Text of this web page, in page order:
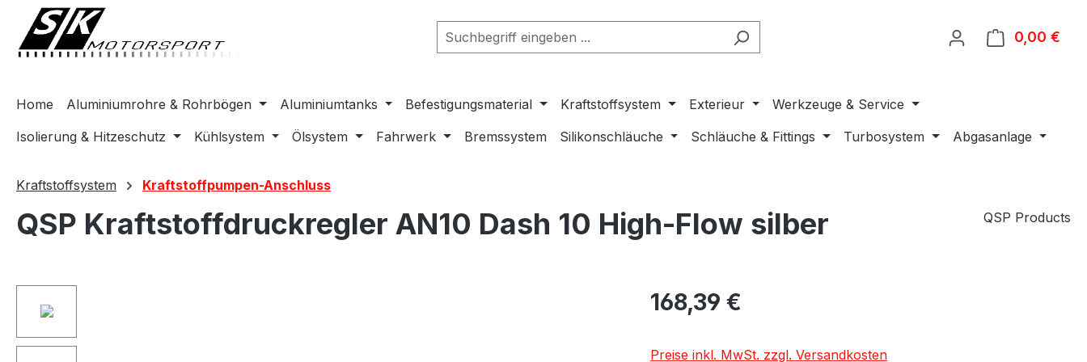
Zur Hauptnavigation springen
0,00 €
Home Aluminiumrohre & Rohrbögen Aluminiumtanks Befestigungsmaterial Kraftstoffsystem Exterieur
Werkzeuge & Service
Isolierung & Hitzeschutz
Kühlsystem Ölsystem Fahrwerk Bremssystem Silikonschläuche Schläuche & Fittings Turbosystem Abgasanlage
Kraftstoffsystem Kraftstoffpumpen-Anschluss
QSP Kraftstoffdruckregler AN10 Dash 10 High-Flow silber QSP Products
168,39 €
Preise inkl. MwSt. zzgl. Versandkosten